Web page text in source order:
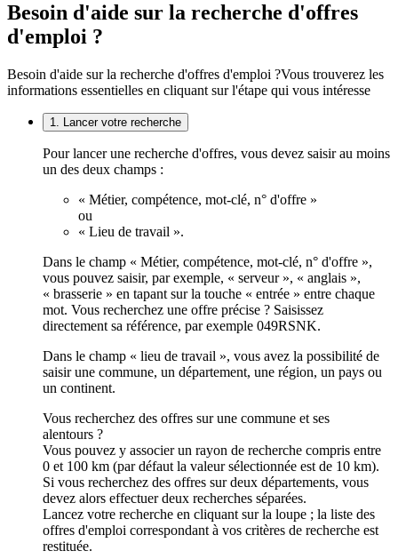
Besoin d'aide sur la recherche d'offres
d'emploi ?
Besoin d'aide sur la recherche d'offres d'emploi ?Vous trouverez les
informations essentielles en cliquant sur l'étape qui vous intéresse
1. Lancer votre recherche
Pour lancer une recherche d'offres, vous devez saisir au moins
un des deux champs :
« Métier, compétence, mot-clé, n° d'offre »
ou
« Lieu de travail ».
Dans le champ « Métier, compétence, mot-clé, n° d'offre »,
vous pouvez saisir, par exemple, « serveur », « anglais »,
« brasserie » en tapant sur la touche « entrée » entre chaque
mot. Vous recherchez une offre précise ? Saisissez
directement sa référence, par exemple 049RSNK.
Dans le champ « lieu de travail », vous avez la possibilité de
saisir une commune, un département, une région, un pays ou
un continent.
Vous recherchez des offres sur une commune et ses
alentours ?
Vous pouvez y associer un rayon de recherche compris entre
0 et 100 km (par défaut la valeur sélectionnée est de 10 km).
Si vous recherchez des offres sur deux départements, vous
devez alors effectuer deux recherches séparées.
Lancez votre recherche en cliquant sur la loupe ; la liste des
offres d'emploi correspondant à vos critères de recherche est
restituée.